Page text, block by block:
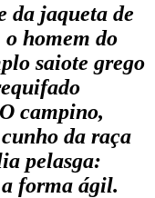
da jaqueta de
homem do
saiote grego
campino,
da raça
pelasga:
forma ágil.